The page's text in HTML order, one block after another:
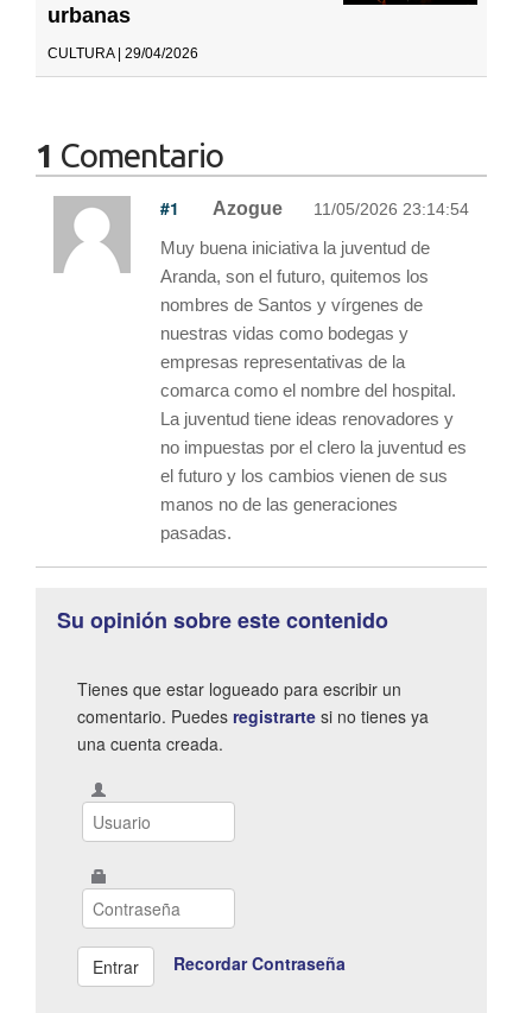
urbanas
CULTURA | 29/04/2026
1 Comentario
#1 Azogue 11/05/2026 23:14:54
Muy buena iniciativa la juventud de
Aranda, son el futuro, quitemos los
nombres de Santos y vírgenes de
nuestras vidas como bodegas y
empresas representativas de la
comarca como el nombre del hospital.
La juventud tiene ideas renovadores y
no impuestas por el clero la juventud es
el futuro y los cambios vienen de sus
manos no de las generaciones
pasadas.
Su opinión sobre este contenido
Tienes que estar logueado para escribir un
comentario. Puedes registrarte si no tienes ya
una cuenta creada.
Recordar Contraseña